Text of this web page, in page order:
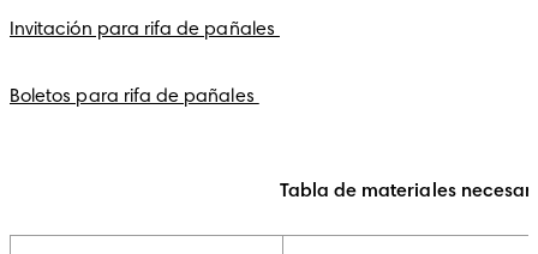
Invitación para rifa de pañales
Boletos para rifa de pañales
Tabla de materiales